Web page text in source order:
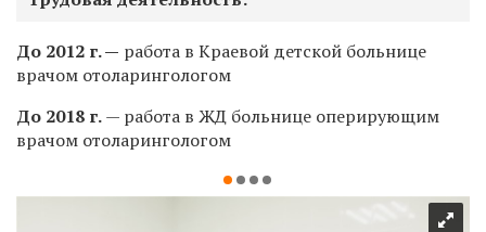
До 2012 г. — работа в Краевой детской больнице
врачом отоларингологом
До 2018 г.— работа в ЖД больнице оперирующим
врачом отоларингологом